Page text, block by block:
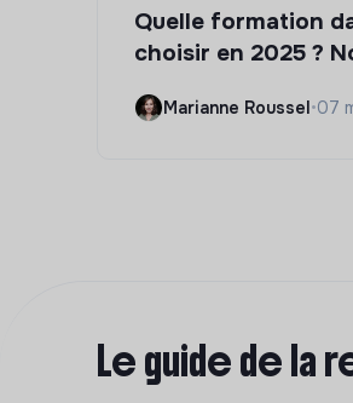
Quelle formation
choisir en 2025 ?
Marianne Roussel•07
Le guide de